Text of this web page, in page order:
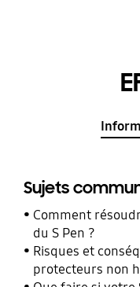
Sujets
Comment
du S Pen ?
Risques et
protecteurs non